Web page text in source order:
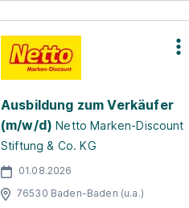
Ausbildung zum Verkäufer
(m/w/d) Netto Marken-Discount
Stiftung & Co. KG
01.08.2026
76530 Baden-Baden (u.a.)